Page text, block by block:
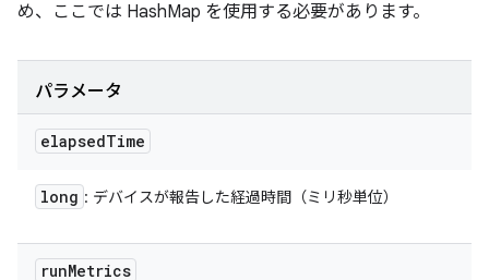
め、ここでは HashMap を使用する必要があります。
パラメータ
elapsedTime
long : デバイスが報告した経過時間（ミリ秒単位）
runMetrics